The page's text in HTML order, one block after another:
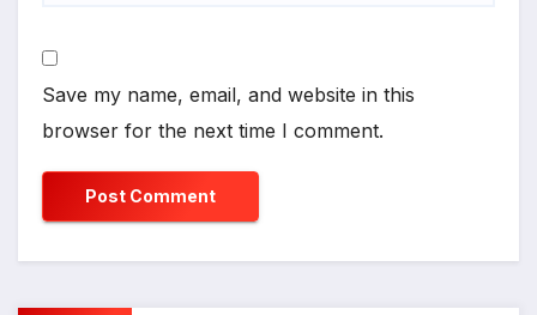
Save my name, email, and website in this
browser for the next time I comment.